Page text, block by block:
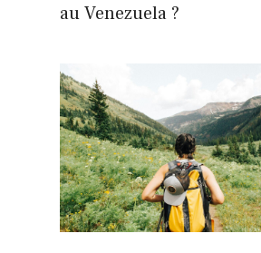
au Venezuela ?